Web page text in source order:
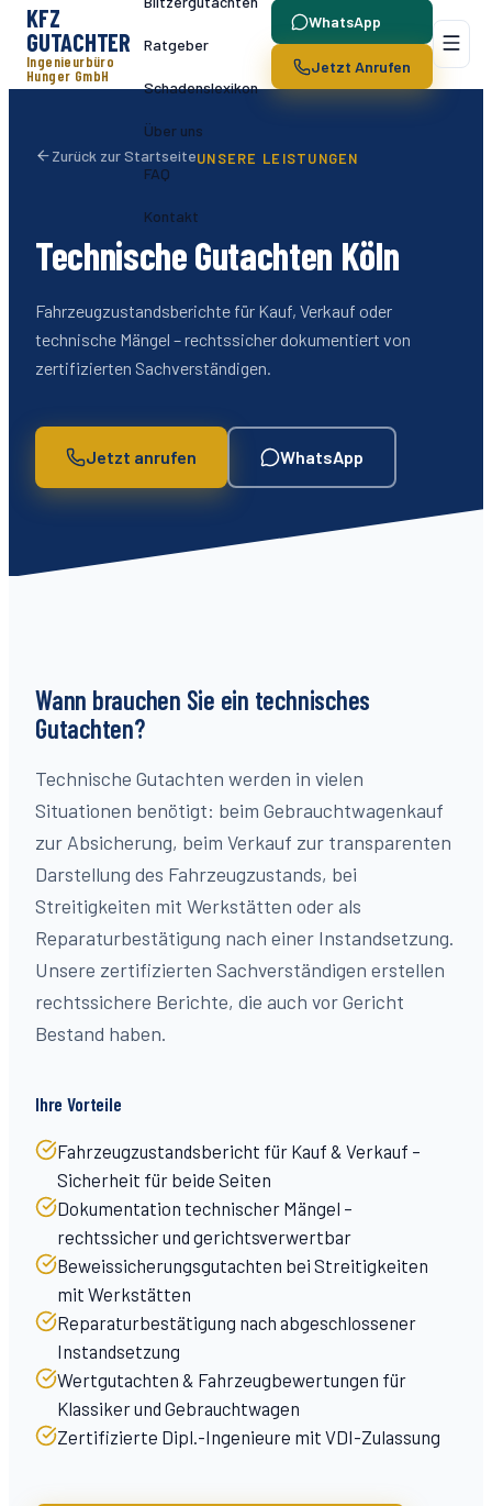
KFZ
GUTACHTER
Ingenieurbüro
Hunger GmbH
Ratgeber
Schadenslexikon
Über uns
FAQ
Kontakt
WhatsApp
Jetzt Anrufen
Zurück zur StartseiteUNSERE LEISTUNGEN
Technische Gutachten Köln
Fahrzeugzustandsberichte für Kauf, Verkauf oder
technische Mängel – rechtssicher dokumentiert von
zertifizierten Sachverständigen.
Jetzt anrufen WhatsApp
Wann brauchen Sie ein technisches
Gutachten?
Technische Gutachten werden in vielen
Situationen benötigt: beim Gebrauchtwagenkauf
zur Absicherung, beim Verkauf zur transparenten
Darstellung des Fahrzeugzustands, bei
Streitigkeiten mit Werkstätten oder als
Reparaturbestätigung nach einer Instandsetzung.
Unsere zertifizierten Sachverständigen erstellen
rechtssichere Berichte, die auch vor Gericht
Bestand haben.
Ihre Vorteile
Fahrzeugzustandsbericht für Kauf & Verkauf –
Sicherheit für beide Seiten
Dokumentation technischer Mängel –
rechtssicher und gerichtsverwertbar
Beweissicherungsgutachten bei Streitigkeiten
mit Werkstätten
Reparaturbestätigung nach abgeschlossener
Instandsetzung
Wertgutachten & Fahrzeugbewertungen für
Klassiker und Gebrauchtwagen
Zertifizierte Dipl.-Ingenieure mit VDI-Zulassung